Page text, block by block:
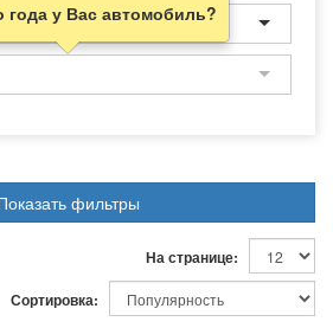
года у Вас автомобиль?
фильтры
На странице:
Сортировка: